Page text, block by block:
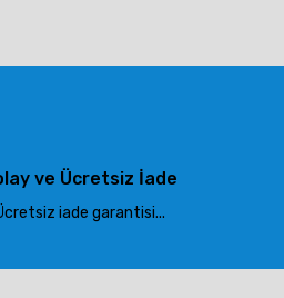
ve Ücretsiz İade
iade garantisi...